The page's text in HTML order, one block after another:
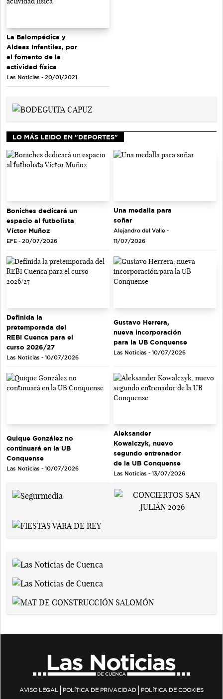
La Balompédica y
Aldeas Infantiles, por
el fomento de la
actividad física
Las Noticias - 20/01/2021
LO MÁS LEIDO EN "DEPORTES"
Boniches dedicará un
espacio al futbolista
Víctor Muñoz
EFE - 20/07/2026
Una medalla para
soñar
Alejandro del Valle -
11/07/2026
Definida la
pretemporada del
REBI Cuenca para el
curso 2026/27
Las Noticias - 10/07/2026
Gustavo Herrera,
nueva incorporación
para la UB Conquense
Las Noticias - 10/07/2026
Quique González no
continuará en la UB
Conquense
Las Noticias - 10/07/2026
Aleksander
Kowalczyk, nuevo
segundo entrenador
de la UB Conquense
Las Noticias - 13/07/2026
AVISO LEGAL POLÍTICA DE PRIVACIDAD POLÍTICA DE COOKIES